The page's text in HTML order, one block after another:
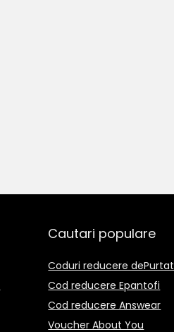
Cautari populare
Coduri reducere dePurtat
Cod reducere Epantofi
Cod reducere Answear
Voucher About You